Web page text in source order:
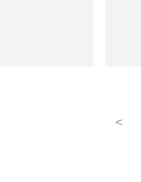
<